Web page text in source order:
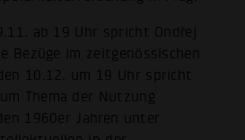
ab 19 Uhr spricht Ondřej
Bezüge im zeitgenössischen
10.12. um 19 Uhr spricht
Thema der Nutzung
1960er Jahren unter